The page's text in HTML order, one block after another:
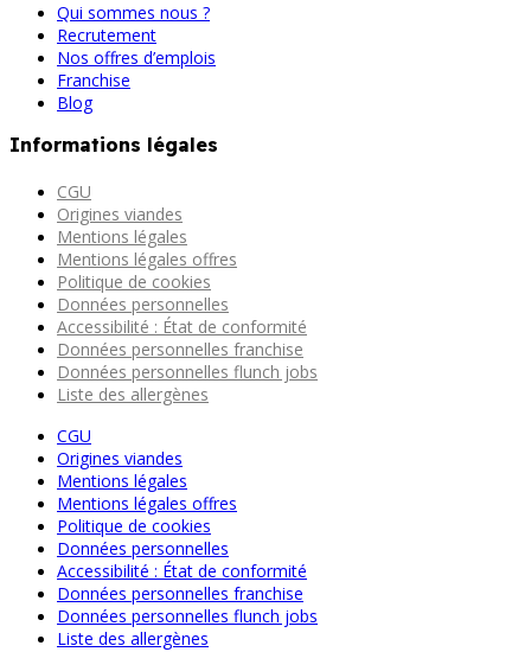
Qui sommes nous ?
Recrutement
Nos offres d’emplois
Franchise
Blog
Informations légales
CGU
Origines viandes
Mentions légales
Mentions légales offres
Politique de cookies
Données personnelles
Accessibilité : État de conformité
Données personnelles franchise
Données personnelles flunch jobs
Liste des allergènes
CGU
Origines viandes
Mentions légales
Mentions légales offres
Politique de cookies
Données personnelles
Accessibilité : État de conformité
Données personnelles franchise
Données personnelles flunch jobs
Liste des allergènes